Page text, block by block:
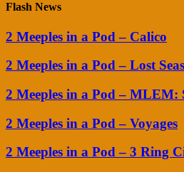
Flash News
2 Meeples in a Pod – Calico
2 Meeples in a Pod – Lost Seas
2 Meeples in a Pod – MLEM:
2 Meeples in a Pod – Voyages
2 Meeples in a Pod – 3 Ring